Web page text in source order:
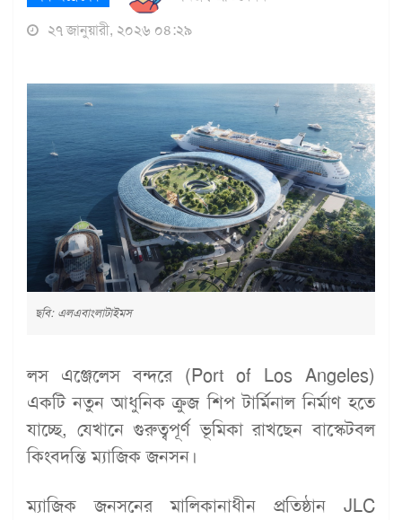
২৭ জানুয়ারী, ২০২৬ ০৪:২৯
ছবি: এলএবাংলাটাইমস
লস এঞ্জেলেস বন্দরে (Port of Los Angeles)
একটি নতুন আধুনিক ক্রুজ শিপ টার্মিনাল নির্মাণ হতে
যাচ্ছে, যেখানে গুরুত্বপূর্ণ ভূমিকা রাখছেন বাস্কেটবল
কিংবদন্তি ম্যাজিক জনসন।
ম্যাজিক জনসনের মালিকানাধীন প্রতিষ্ঠান JLC